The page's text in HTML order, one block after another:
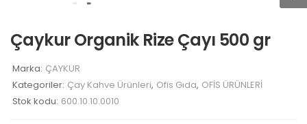
Çaykur Organik Rize Çayı 500 gr
Marka: ÇAYKUR
Kategoriler: Çay Kahve Ürünleri, Ofis Gıda, OFİS ÜRÜNLERİ
Stok kodu: 600.10.10.0010